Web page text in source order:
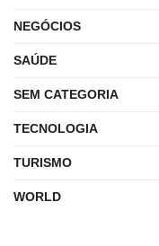
NEGÓCIOS
SAÚDE
SEM CATEGORIA
TECNOLOGIA
TURISMO
WORLD